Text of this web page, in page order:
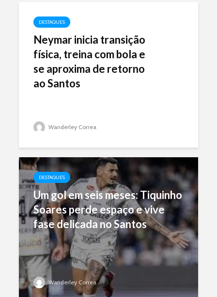
DESTAQUES
Neymar inicia transição
física, treina com bola e
se aproxima de retorno
ao Santos
Wanderley Correa
DESTAQUES
Um gol em seis meses: Tiquinho
Soares perde espaço e vive
fase delicada no Santos
Wanderley Correa